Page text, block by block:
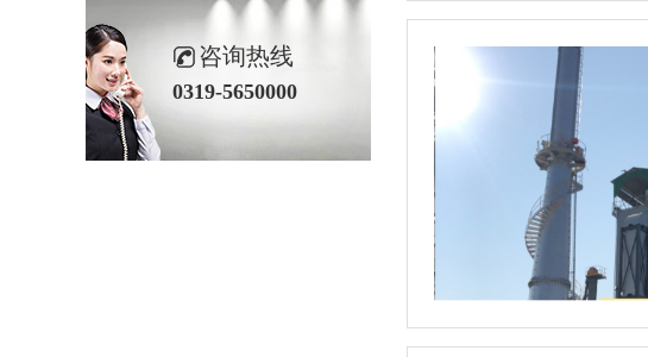
咨询热线
0319-5650000